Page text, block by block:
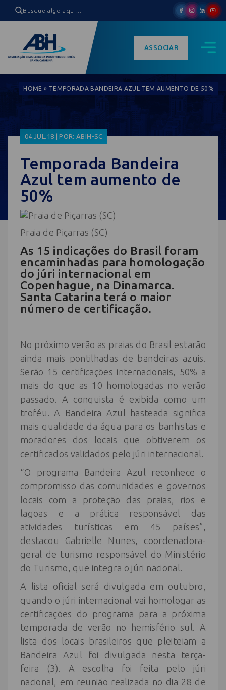
ASSOCIAR
HOME » TEMPORADA BANDEIRA AZUL TEM AUMENTO DE 50%
04.JUL.18 | POR: ABIH-SC
Temporada Bandeira
Azul tem aumento de
50%
Praia de Piçarras (SC)
As 15 indicações do Brasil foram
encaminhadas para homologação
do júri internacional em
Copenhague, na Dinamarca.
Santa Catarina terá o maior
número de certificação.
No próximo verão as praias do Brasil estarão
ainda mais pontilhadas de bandeiras azuis.
Serão 15 certificações internacionais, 50% a
mais do que as 10 homologadas no verão
passado. A conquista é exibida como um
troféu. A Bandeira Azul hasteada significa
mais qualidade da água para os banhistas e
moradores dos locais que obtiverem os
certificados validados pelo júri internacional.
“O programa Bandeira Azul reconhece o
compromisso das comunidades e governos
locais com a proteção das praias, rios e
lagoas e a prática responsável das
atividades turísticas em 45 países”,
destacou Gabrielle Nunes, coordenadora-
geral de turismo responsável do Ministério
do Turismo, que integra o júri nacional.
A lista oficial será divulgada em outubro,
quando o júri internacional vai homologar as
certificações do programa para a próxima
temporada de verão no hemisfério sul. A
lista dos locais brasileiros que pleiteiam a
Bandeira Azul foi divulgada nesta terça-
feira (3). A escolha foi feita pelo júri
nacional, em reunião realizada no dia 28 de